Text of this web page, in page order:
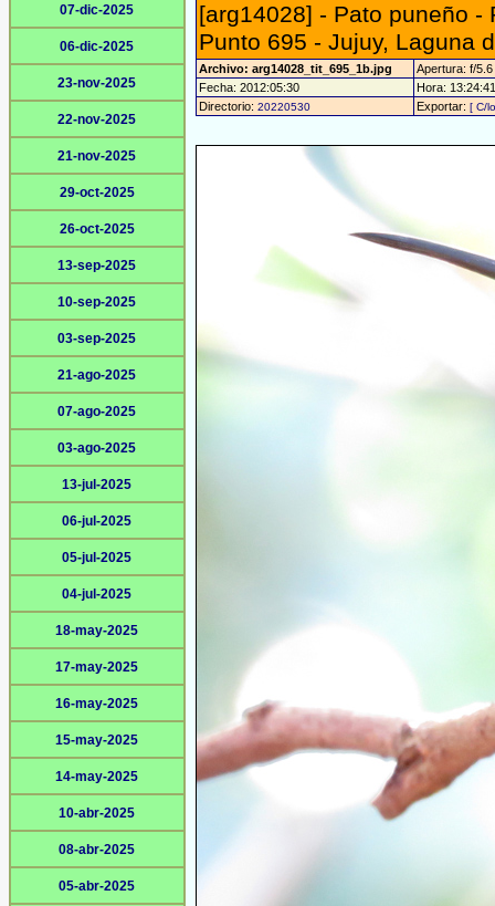
07-dic-2025
06-dic-2025
23-nov-2025
22-nov-2025
21-nov-2025
29-oct-2025
26-oct-2025
13-sep-2025
10-sep-2025
03-sep-2025
21-ago-2025
07-ago-2025
03-ago-2025
13-jul-2025
06-jul-2025
05-jul-2025
04-jul-2025
18-may-2025
17-may-2025
16-may-2025
15-may-2025
14-may-2025
10-abr-2025
08-abr-2025
05-abr-2025
[arg14028] - Pato puneño -
Punto 695 - Jujuy, Laguna
Archivo: arg14028_tit_695_1b.jpg
Apertura: f/5.6
Fecha: 2012:05:30
Hora:
Directorio: 20220530 Exportar: [ C/